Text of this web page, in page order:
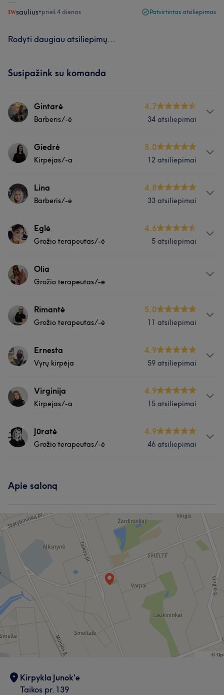
saulius•prieš 4 dienas Patvirtintas atsiliepimas
Rodyti daugiau atsiliepimų...
Susipažink su komanda
Gintarė
Barberis/-ė
4.7
34 atsiliepimai
Apie
Esu vyriškų kirpimų meistrė. Moku išklausyti, greitai ir
patinka tau. Esu kalbi, draugiška ir visada su gera
nuotaika! ☀️
Paslaugos
Plaukai
Darbų galerija
Giedrė
Kirpėjas/-a
5.0
12 atsiliepimai
Paslaugos
Lina
Barberis/-ė
4.8
33 atsiliepimai
Paslaugos
Eglė
Grožio terapeutas/-ė
4.6
5 atsiliepimai
Paslaugos
Olia
Grožio terapeutas/-ė
PaslaugosRimantė
Grožio terapeutas/-ė
5.0
11 atsiliepimai
PaslaugosErnesta
Vyrų kirpėja
4.9
59 atsiliepimai
PaslaugosVirginija
Kirpėjas/-a
4.9
15 atsiliepimai
PaslaugosJūratė
Grožio terapeutas/-ė
4.9
46 atsiliepimai
Depiliacija Medicininė estetika
Mūsų klientų nuomonė apie darbuotoją: Jūratė
Išmanantis darbą
Apie saloną
Kirpykla Junok'e
Taikos pr. 139